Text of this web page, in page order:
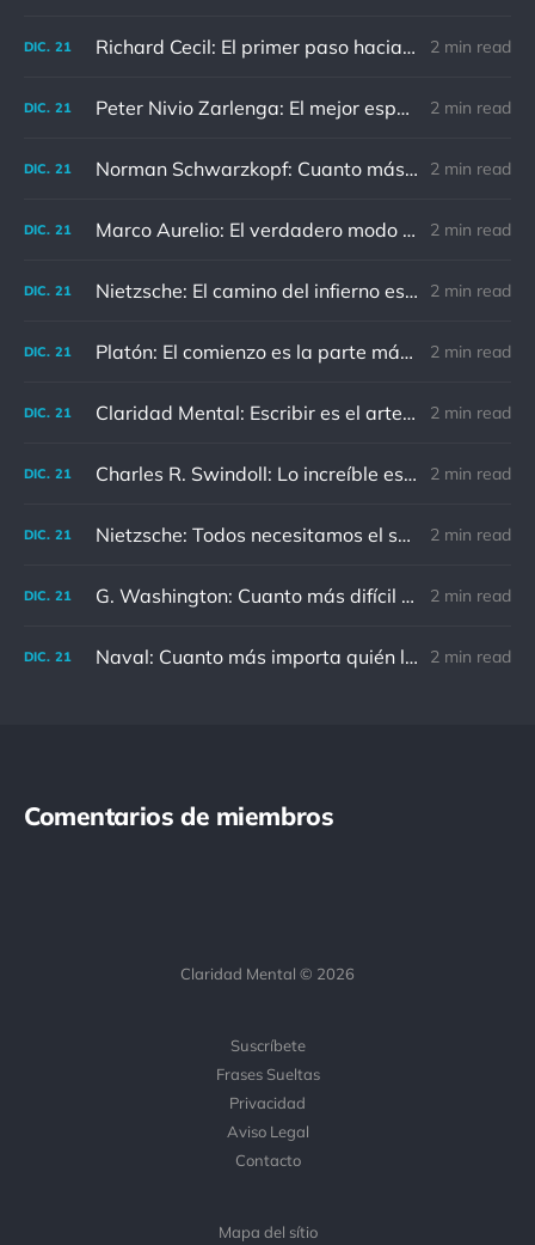
DIC. 21 Richard Cecil: El primer paso hacia el conocimiento es saber que somos ignorantes. 2 min read
DIC. 21 Peter Nivio Zarlenga: El mejor espejo es un viejo amigo. 2 min read
DIC. 21 Norman Schwarzkopf: Cuanto más sudes por la paz, menos sangras por la guerra. 2 min read
DIC. 21 Marco Aurelio: El verdadero modo de vengarse de un enemigo es no parecérsele. 2 min read
DIC. 21 Nietzsche: El camino del infierno está asfaltado de buenas intenciones. 2 min read
DIC. 21 Platón: El comienzo es la parte más importante del trabajo 2 min read
DIC. 21 Claridad Mental: Escribir es el arte de calmar y despejar la mente. 2 min read
DIC. 21 Charles R. Swindoll: Lo increíble es que cada día podemos elegir la actitud que adoptaremos. 2 min read
DIC. 21 Nietzsche: Todos necesitamos el sentido de culpa, pero nadie necesita sentirse culpable. 2 min read
DIC. 21 G. Washington: Cuanto más difícil es el conflicto, mayor es el triunfo. 2 min read
DIC. 21 Naval: Cuanto más importa quién lo ha dicho, menos importa en realidad 2 min read
Comentarios de miembros
Claridad Mental © 2026
Suscríbete
Frases Sueltas
Privacidad
Aviso Legal
Contacto
Mapa del sítio